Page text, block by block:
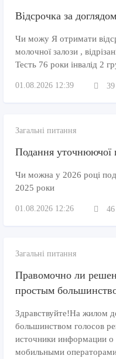
Відсрочка за
Чи можу Я отримати
молочної залози ,
Тесть 76 роки інвалід 2
01.08.2026 12:39 39
Загальні питання
Подання уточнюючої
Чи можна у 2026 році
2025 роки
01.08.2026 12:26 46
Загальні питання
Правомочно ли
простым
Здравствуйте!На жилом
большинством голосов
источники информации о
мобильными